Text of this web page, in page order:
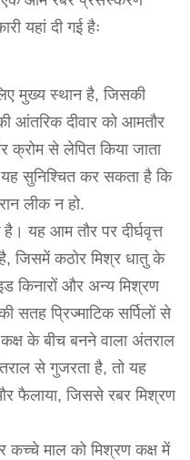
यहां दी गई हैः
मुख्य स्थान है, जिसकी
आंतरिक दीवार को आमतौर
से लेपित किया जाता
सुनिश्चित कर सकता है कि
लीक न हो.
यह आम तौर पर दीर्घवृत्त
जिसमें कठोर मिश्र धातु के
किनारों और अन्य मिश्रण
सतह प्रिज्माटिक सर्पिलों से
के बीच बनने वाला अंतराल
से गुजरता है, तो यह
फैलाया, जिससे रबर मिश्रण
कच्चे माल को मिश्रण कक्ष में